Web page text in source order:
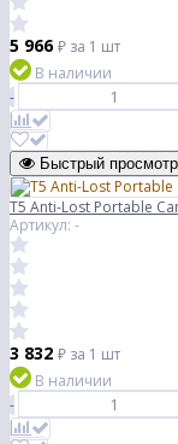
5 966₽ за 1 шт
В наличии
-
Быстрый просмотр
T5 Anti-Lost Portable
Артикул: -
3 832 ₽ за 1 шт
В наличии
-